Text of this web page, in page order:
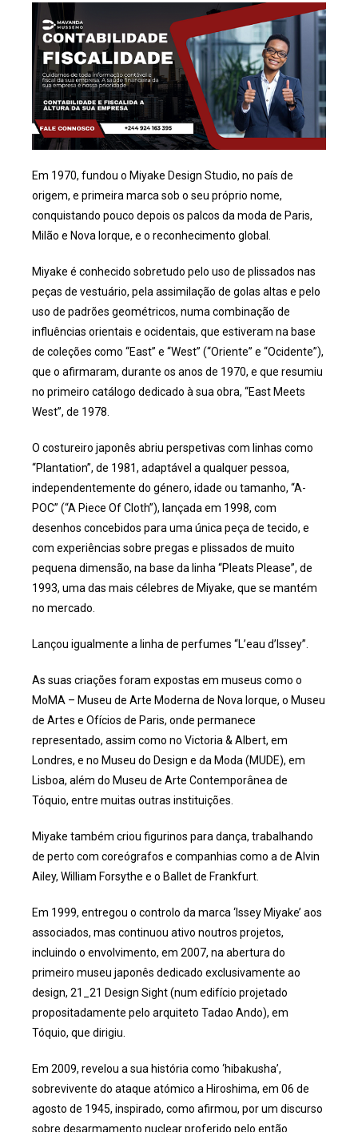
Em 1970, fundou o Miyake Design Studio, no país de
origem, e primeira marca sob o seu próprio nome,
conquistando pouco depois os palcos da moda de Paris,
Milão e Nova Iorque, e o reconhecimento global.
Miyake é conhecido sobretudo pelo uso de plissados nas
peças de vestuário, pela assimilação de golas altas e pelo
uso de padrões geométricos, numa combinação de
influências orientais e ocidentais, que estiveram na base
de coleções como “East” e “West” (“Oriente” e “Ocidente”),
que o afirmaram, durante os anos de 1970, e que resumiu
no primeiro catálogo dedicado à sua obra, “East Meets
West”, de 1978.
O costureiro japonês abriu perspetivas com linhas como
“Plantation”, de 1981, adaptável a qualquer pessoa,
independentemente do género, idade ou tamanho, “A-
POC” (“A Piece Of Cloth”), lançada em 1998, com
desenhos concebidos para uma única peça de tecido, e
com experiências sobre pregas e plissados de muito
pequena dimensão, na base da linha “Pleats Please”, de
1993, uma das mais célebres de Miyake, que se mantém
no mercado.
Lançou igualmente a linha de perfumes “L’eau d’Issey”.
As suas criações foram expostas em museus como o
MoMA – Museu de Arte Moderna de Nova Iorque, o Museu
de Artes e Ofícios de Paris, onde permanece
representado, assim como no Victoria & Albert, em
Londres, e no Museu do Design e da Moda (MUDE), em
Lisboa, além do Museu de Arte Contemporânea de
Tóquio, entre muitas outras instituições.
Miyake também criou figurinos para dança, trabalhando
de perto com coreógrafos e companhias como a de Alvin
Ailey, William Forsythe e o Ballet de Frankfurt.
Em 1999, entregou o controlo da marca ‘Issey Miyake’ aos
associados, mas continuou ativo noutros projetos,
incluindo o envolvimento, em 2007, na abertura do
primeiro museu japonês dedicado exclusivamente ao
design, 21_21 Design Sight (num edifício projetado
propositadamente pelo arquiteto Tadao Ando), em
Tóquio, que dirigiu.
Em 2009, revelou a sua história como ‘hibakusha’,
sobrevivente do ataque atómico a Hiroshima, em 06 de
agosto de 1945, inspirado, como afirmou, por um discurso
sobre desarmamento nuclear proferido pelo então